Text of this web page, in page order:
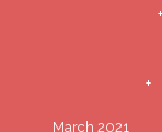
March 2021